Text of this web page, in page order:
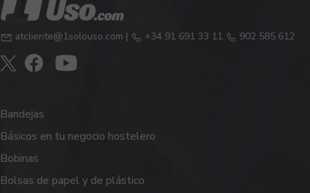
atcliente@1solouso.com | +34 91 691 33 11 902 585 612
Bandejas
Básicos en tu negocio hostelero
Bobinas
Bolsas de papel y de plástico